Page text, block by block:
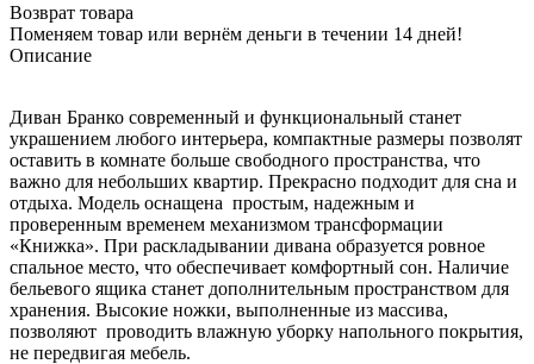
Возврат товара
Поменяем товар или вернём деньги в течении 14 дней!
Описание
Диван Бранко современный и функциональный станет
украшением любого интерьера, компактные размеры позволят
оставить в комнате больше свободного пространства, что
важно для небольших квартир. Прекрасно подходит для сна и
отдыха. Модель оснащена простым, надежным и
проверенным временем механизмом трансформации
«Книжка». При раскладывании дивана образуется ровное
спальное место, что обеспечивает комфортный сон. Наличие
бельевого ящика станет дополнительным пространством для
хранения. Высокие ножки, выполненные из массива,
позволяют проводить влажную уборку напольного покрытия,
не передвигая мебель.